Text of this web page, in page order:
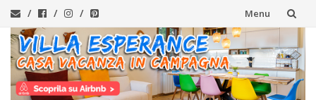
Menu
Vai
al
contenuto